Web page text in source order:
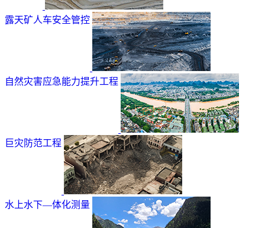
露天矿人车安全管控
自然灾害应急能力提升工程
巨灾防范工程
水上水下—体化测量